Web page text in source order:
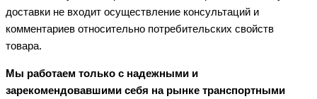
доставки не входит осуществление консультаций и
комментариев относительно потребительских свойств
товара.
Мы работаем только с надежными и
зарекомендовавшими себя на рынке транспортными